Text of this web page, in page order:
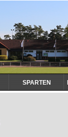
SPARTEN